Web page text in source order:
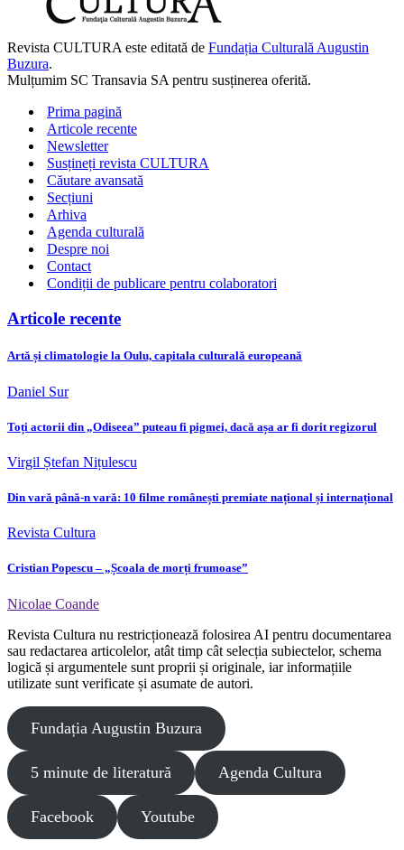
Revista CULTURA este editată de Fundația Culturală Augustin
Buzura.
Mulțumim SC Transavia SA pentru susținerea oferită.
Prima pagină
Articole recente
Newsletter
Susțineți revista CULTURA
Căutare avansată
Secțiuni
Arhiva
Agenda culturală
Despre noi
Contact
Condiții de publicare pentru colaboratori
Articole recente
Artă și climatologie la Oulu, capitala culturală europeană
Daniel Sur
Toți actorii din „Odiseea” puteau fi pigmei, dacă așa ar fi dorit regizorul
Virgil Ștefan Nițulescu
Din vară până-n vară: 10 filme românești premiate național și internațional
Revista Cultura
Cristian Popescu – „Școala de morți frumoase”
Nicolae Coande
Revista Cultura nu restricționează folosirea AI pentru documentarea
sau redactarea articolelor, atât timp cât selecția subiectelor, schema
logică și argumentele sunt proprii și originale, iar informațiile
utilizate sunt verificate și asumate de autori.
Fundația Augustin Buzura
5 minute de literatură Agenda Cultura
Facebook Youtube